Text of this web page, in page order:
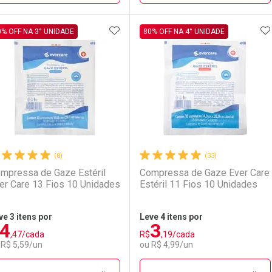
FECHAR
Ativar Desconto
FECHAR
Menos
2 unidades
Por R$ 47,50/cada
Laboratório
Ativar Desconto
Por Menos
Comprar 3 unidades
Por R$ 3,19/cada
(8)
de Gaze Estéril
Care 13 Fios 10 Unidades
OFF NA 3° UNIDADE
3 itens por
4,47/cada
5,59/un
ADICIONAR AOS FAVORITOS
(33)
Compressa de Gaze Ever Care
Estéril 11 Fios 10 Unidades
80% OFF NA 4° UNIDADE
Leve 4 itens por
R$3,19/cada
ou R$ 4,99/un